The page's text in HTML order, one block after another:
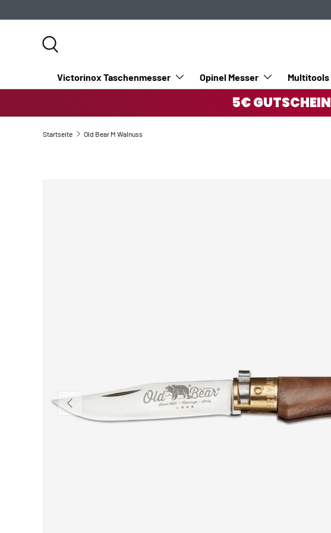
DIREKT ZUM INHALT
Victorinox Taschenmesser Opinel Messer Multitools
5€ GUTSCHEIN
Startseite Old Bear M Walnuss
VORHERIGE